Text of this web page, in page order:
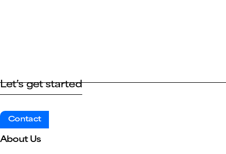
Let’s get started
Contact
About Us